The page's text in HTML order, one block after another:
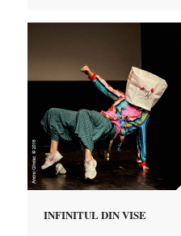
INFINITUL DIN VISE